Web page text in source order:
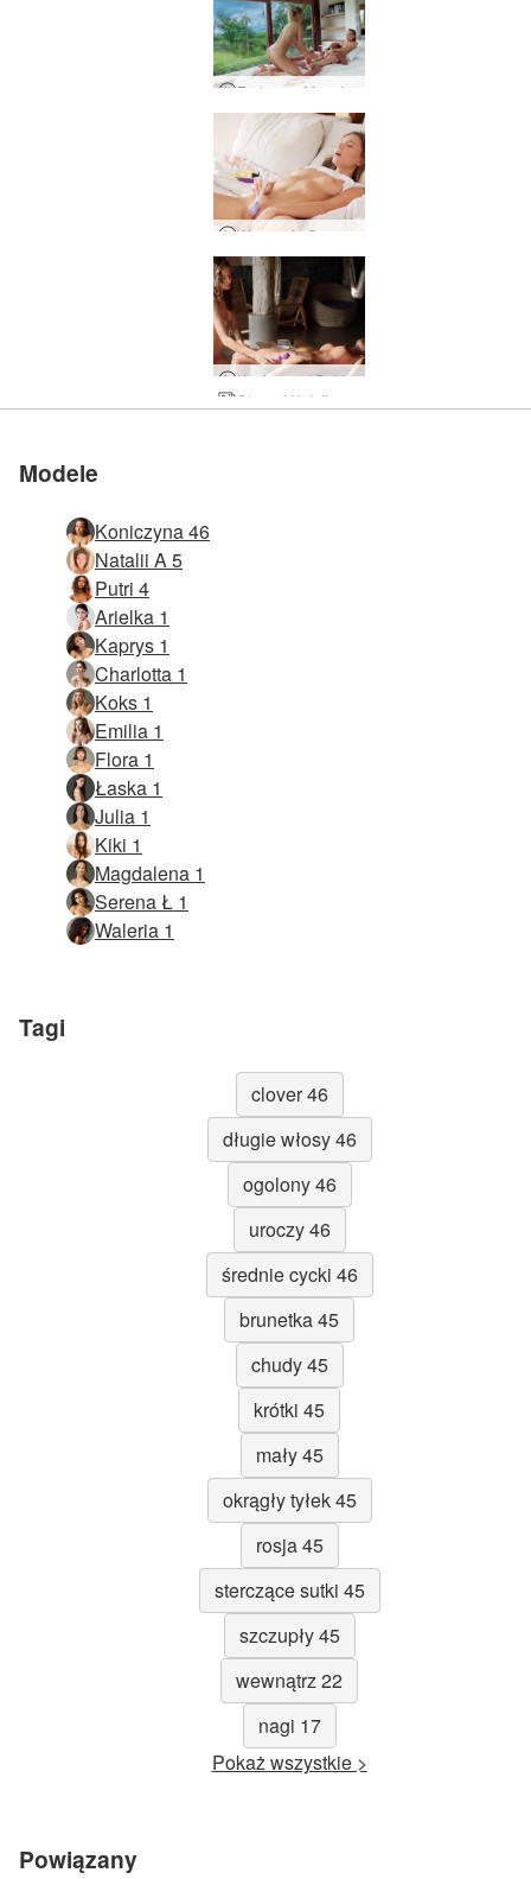
Koniczyna I Putri Mokra Niespodzianka
Modele
Koniczyna 46
Natalii A 5
Putri 4
Arielka 1
Kaprys 1
Charlotta 1
Koks 1
Emilia 1
Flora 1
Łaska 1
Julia 1
Kiki 1
Magdalena 1
Serena Ł 1
Waleria 1
Tagi
clover 46
długie włosy 46
ogolony 46
uroczy 46
średnie cycki 46
brunetka 45
chudy 45
krótki 45
mały 45
okrągły tyłek 45
rosja 45
sterczące sutki 45
szczupły 45
wewnątrz 22
nagi 17
Pokaż wszystkie >
Powiązany